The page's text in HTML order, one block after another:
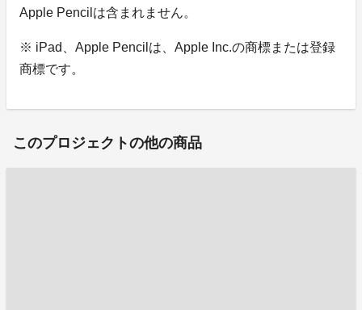
Apple Pencilは含まれません。
※ iPad、Apple Pencilは、Apple Inc.の商標または登録
商標です。
このプロジェクトの他の商品